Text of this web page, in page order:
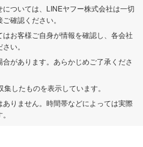
ついては、LINEヤフー株式会社は一切
確認ください。
お客様ご自身が情報を確認し、各会社
い。
があります。あらかじめご了承くださ
したものを表示しています。
りません。時間帯などによっては実際